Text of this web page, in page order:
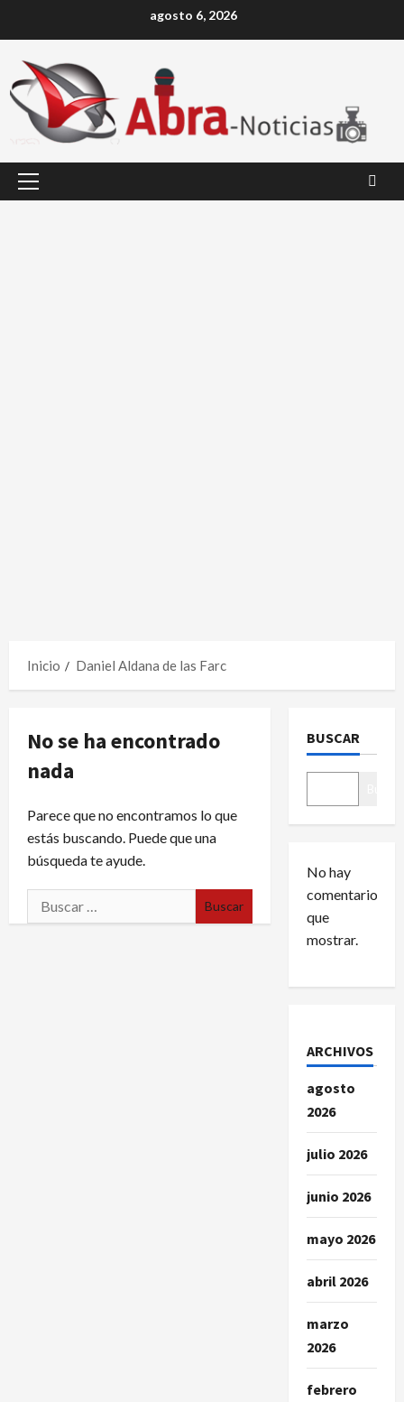
agosto 6, 2026
Menú
Inicio Daniel Aldana de las Farc
No se ha encontrado
nada
Parece que no encontramos lo que
estás buscando. Puede que una
búsqueda te ayude.
Buscar:
BUSCAR
No hay
comentarios
que
mostrar.
ARCHIVOS
agosto
2026
julio 2026
junio 2026
mayo 2026
abril 2026
marzo
2026
febrero